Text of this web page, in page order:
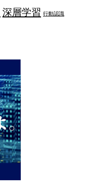
深層学習 行動認識